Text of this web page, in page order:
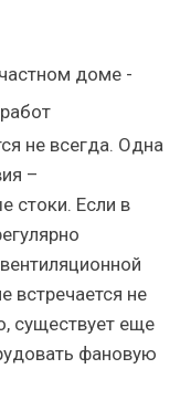
не всегда. Одна
–
стоки. Если в
встречается не
существует еще
фановую